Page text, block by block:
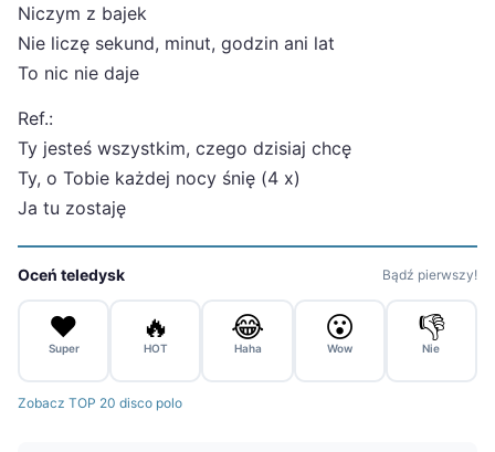
Niczym z bajek
Nie liczę sekund, minut, godzin ani lat
To nic nie daje
Ref.:
Ty jesteś wszystkim, czego dzisiaj chcę
Ty, o Tobie każdej nocy śnię (4 x)
Ja tu zostaję
Oceń teledysk Bądź pierwszy!
❤️
Super
🔥
HOT
😂
Haha
😮
Wow
👎
Nie
Zobacz TOP 20 disco polo